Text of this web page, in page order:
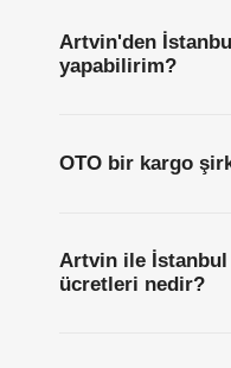
Artvin'den
yapabilirim?
OTO bir kargo
Artvin ile İstanbul
ücretleri nedir?